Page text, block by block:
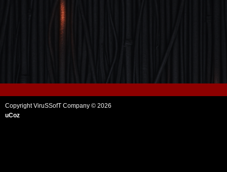
Copyright ViruSSofT Company © 2026
uCoz